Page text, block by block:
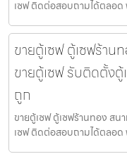
เซฟ ติดต่อสอบถามได้ตลอด
ขายตู้เซฟ ตู้เซฟร้า
ขายตู้เซฟ รับติดตั้ง
ถูก
ขายตู้เซฟ ตู้เซฟร้านทอง ส
เซฟ ติดต่อสอบถามได้ตลอด